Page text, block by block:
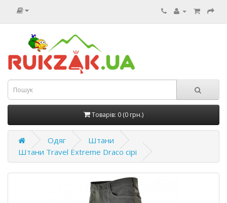
Товарів: 0 (0 грн.)
Одяг
Штани
Штани Travel Extreme Draco сірі